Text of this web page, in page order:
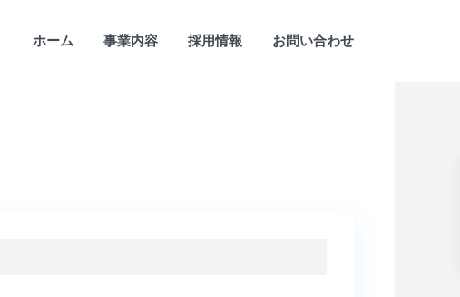
ホーム 事業内容 採用情報 お問い合わせ